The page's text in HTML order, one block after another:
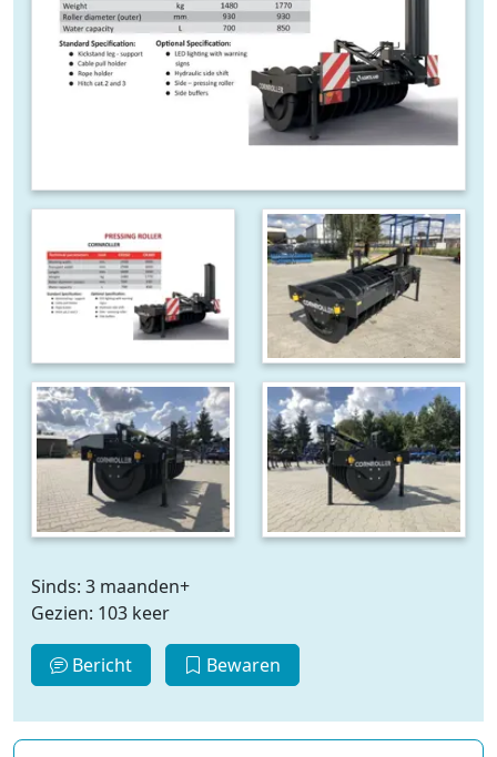
Sinds: 3 maanden+
Gezien: 103 keer
Bericht Bewaren